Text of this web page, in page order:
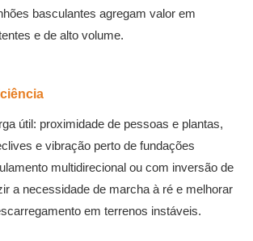
basculantes agregam valor em
e de alto volume.
útil: proximidade de pessoas e plantas,
e vibração perto de fundações
multidirecional ou com inversão de
a necessidade de marcha à ré e melhorar
em terrenos instáveis.